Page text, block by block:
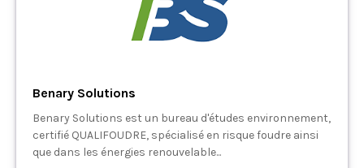
Benary Solutions
Benary Solutions est un bureau d'études environnement,
certifié QUALIFOUDRE, spécialisé en risque foudre ainsi
que dans les énergies renouvelable...